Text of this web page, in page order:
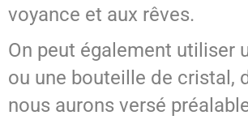
voyance et aux rêves.
On peut également utiliser
ou une bouteille de cristal,
nous aurons versé